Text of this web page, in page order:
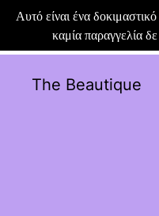
Αυτό είναι ένα
καμία παραγγελία
The Beautique